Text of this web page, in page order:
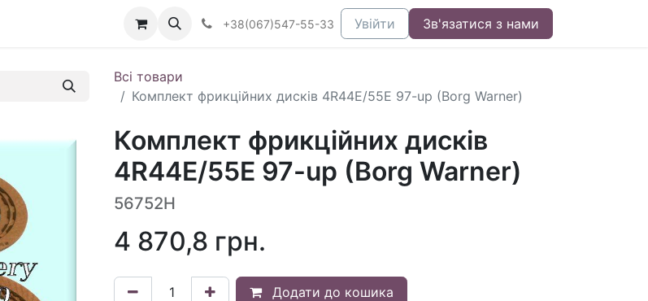
+38(067)547-55-33 Увійти Зв'язатися з нами
Всі товари
Комплект фрикційних дисків 4R44E/55E 97-up (Borg Warner)
Комплект фрикційних дисків
4R44E/55E 97-up (Borg Warner)
56752H
4 870,8 грн.
Додати до кошика